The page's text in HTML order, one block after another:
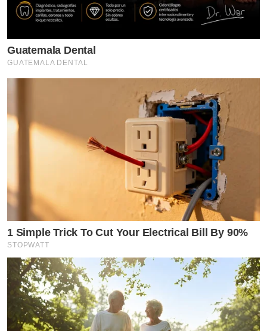
Guatemala Dental
GUATEMALA DENTAL
1 Simple Trick To Cut Your Electrical Bill By 90%
STOPWATT